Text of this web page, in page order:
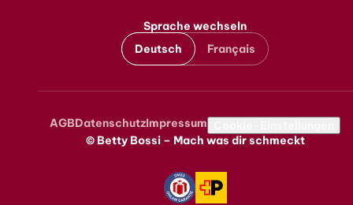
Sprache wechseln
Deutsch
Français
Metanavigation
AGBDatenschutzImpressum
© Betty Bossi – Mach was dir schmeckt